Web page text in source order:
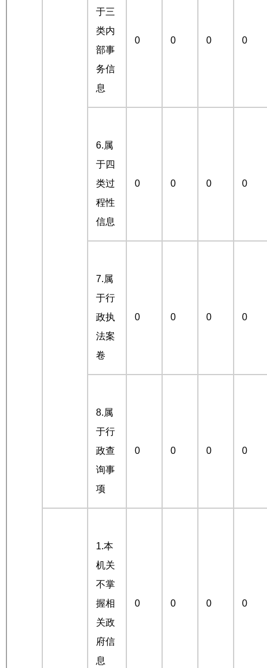
于三
类内
部事
务信
息
0 0 0 0
6.属
于四
类过
程性
信息
0 0 0 0
7.属
于行
政执
法案
卷
0 0 0 0
8.属
于行
政查
询事
项
0 0 0 0
1.本
机关
不掌
握相
关政
府信
息
0 0 0 0